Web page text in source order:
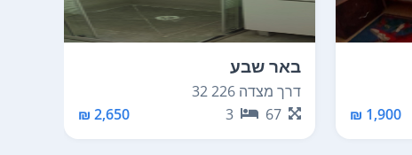
1,900 ₪
באר שבע
דרך מצדה 226 32
67
3
2,650 ₪